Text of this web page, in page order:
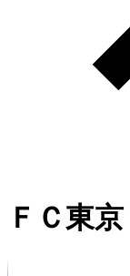
ＦＣ東京